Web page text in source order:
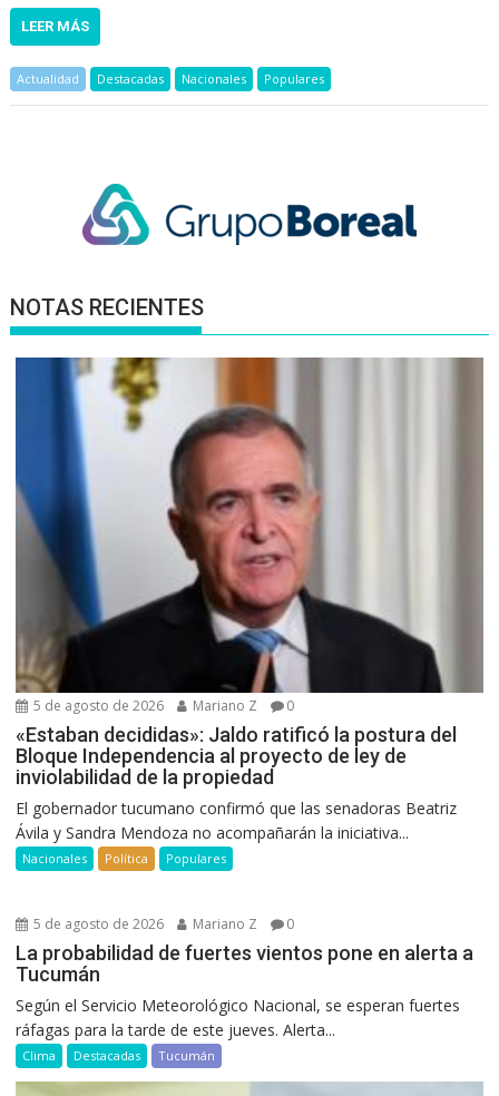
LEER MÁS
Actualidad Destacadas Nacionales Populares
NOTAS RECIENTES
5 de agosto de 2026 Mariano Z 0
«Estaban decididas»: Jaldo ratificó la postura del
Bloque Independencia al proyecto de ley de
inviolabilidad de la propiedad
El gobernador tucumano confirmó que las senadoras Beatriz
Ávila y Sandra Mendoza no acompañarán la iniciativa...
Nacionales Política Populares
5 de agosto de 2026 Mariano Z 0
La probabilidad de fuertes vientos pone en alerta a
Tucumán
Según el Servicio Meteorológico Nacional, se esperan fuertes
ráfagas para la tarde de este jueves. Alerta...
Clima Destacadas Tucumán